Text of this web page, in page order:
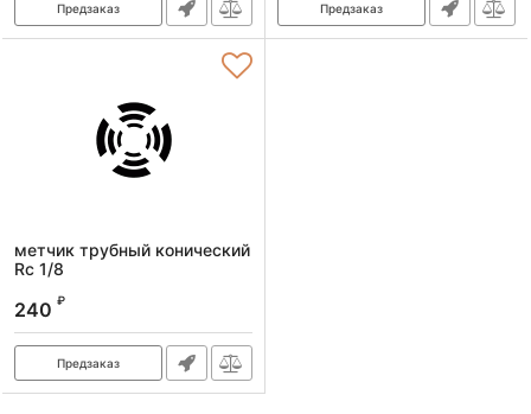
Предзаказ Предзаказ
метчик трубный конический
Rс 1/8
Артикул:
240 ₽
Предзаказ